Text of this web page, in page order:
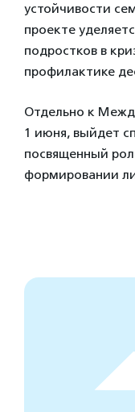
устойчивости
проекте
подростков в
профилактике
Отдельно к
1 июня, выйдет
посвященный
формировании